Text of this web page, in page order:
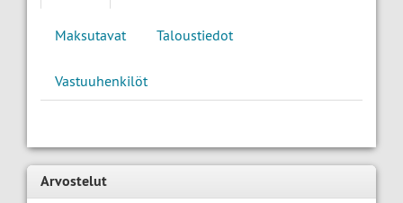
Maksutavat Taloustiedot
Vastuuhenkilöt
Arvostelut